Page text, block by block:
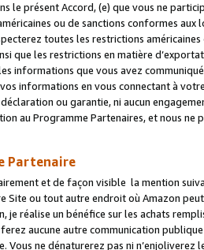
le présent Accord, (e) que vous ne
ou de sanctions conformes
toutes les restrictions
que les restrictions en matière
informations que vous avez
informations en vous connectant à
ou garantie, ni aucun
au Programme Partenaires, et nous
Partenaire
et de façon visible la mention
Site ou tout autre endroit où Amazon
je réalise un bénéfice sur les achats
aucune autre communication
Vous ne dénaturerez pas ni